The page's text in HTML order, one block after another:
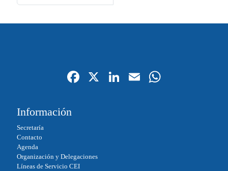
Fa
X
Li
E
Información
Secretaría
Contacto
Agenda
Organización y Delegaciones
Líneas de Servicio CEI